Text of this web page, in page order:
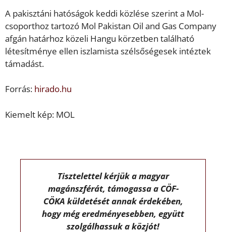
A pakisztáni hatóságok keddi közlése szerint a Mol-
csoporthoz tartozó Mol Pakistan Oil and Gas Company
afgán határhoz közeli Hangu körzetben található
létesítménye ellen iszlamista szélsőségesek intéztek
támadást.
Forrás: hirado.hu
Kiemelt kép: MOL
Tisztelettel kérjük a magyar
magánszférát, támogassa a CÖF-
CÖKA küldetését annak érdekében,
hogy még eredményesebben, együtt
szolgálhassuk a közjót!